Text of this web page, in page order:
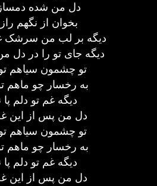
دل من شده
بخوان از نگهم
دیگه بر لب من سرشک
دیگه جای تو را در دل
تو چشمون سیاهم
به رخسار چو ماهم
دیگه غم تو دلم پا
دل من پس از این
تو چشمون سیاهم
به رخسار چو ماهم
دیگه غم تو دلم پا
دل من پس از این